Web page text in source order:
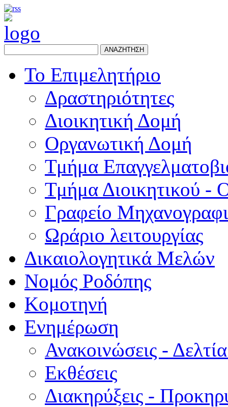
ΑΝΑΖΗΤΗΣΗ
Το Επιμελητήριο
Δραστηριότητες
Διοικητική Δομή
Οργανωτική Δομή
Τμήμα
Τμήμα Διοικητικού -
Γραφείο
Ωράριο λειτουργίας
Δικαιολογητικά Μελών
Νομός Ροδόπης
Κομοτηνή
Ενημέρωση
Ανακοινώσεις -
Εκθέσεις
Διακηρύξεις -